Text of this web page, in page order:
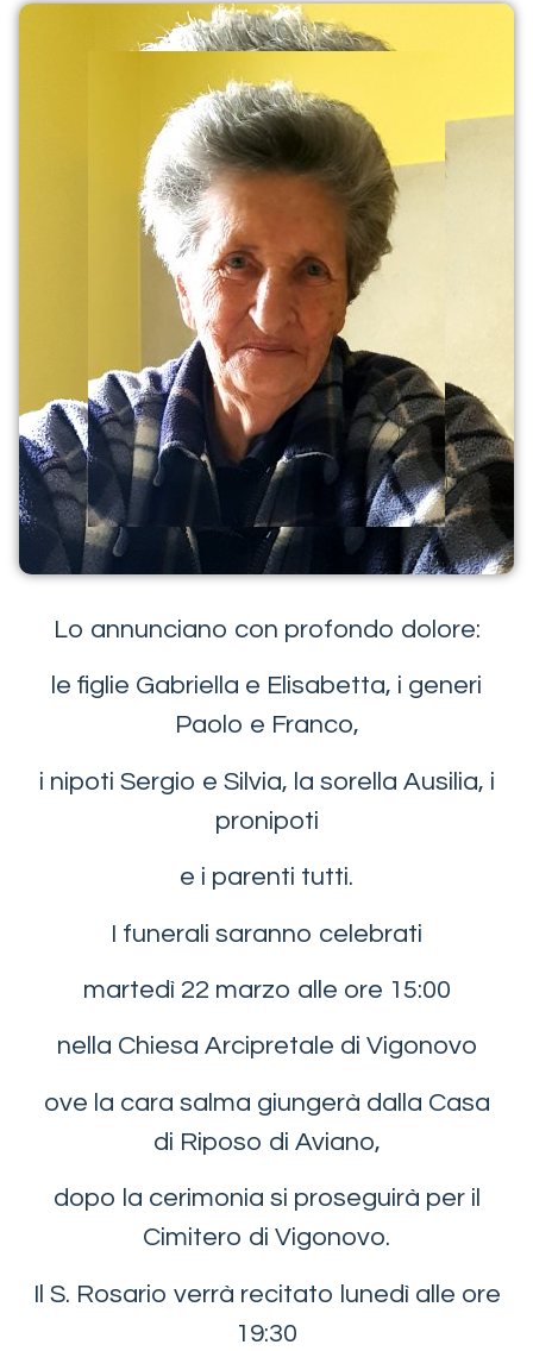
Lo annunciano con profondo dolore:
le figlie Gabriella e Elisabetta, i generi
Paolo e Franco,
i nipoti Sergio e Silvia, la sorella Ausilia, i
pronipoti
e i parenti tutti.
I funerali saranno celebrati
martedì 22 marzo alle ore 15:00
nella Chiesa Arcipretale di Vigonovo
ove la cara salma giungerà dalla Casa
di Riposo di Aviano,
dopo la cerimonia si proseguirà per il
Cimitero di Vigonovo.
Il S. Rosario verrà recitato lunedì alle ore
19:30